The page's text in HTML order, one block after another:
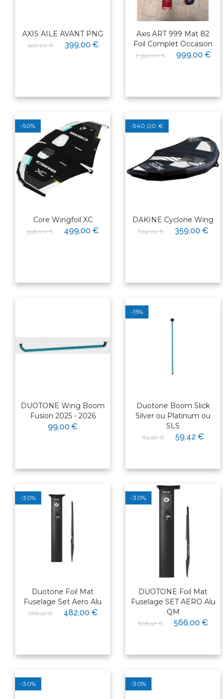
AXIS AILE AVANT PNG
950,00 € 399,00 €
Axis ART 999 Mat 82
Foil Complet Occasion
1 350,00 € 999,00 €
-50%
Core Wingfoil XC
998,00 € 499,00 €
-540,00 €
DAKINE Cyclone Wing
899,00 € 359,00 €
DUOTONE Wing Boom
Fusion 2025 - 2026
99,00 €
-15%
Duotone Boom Slick
Silver ou Platinum ou
SLS
69,90 € 59,42 €
-30%
Duotone Foil Mat
Fuselage Set Aero Alu
688,57 € 482,00 €
-30%
DUOTONE Foil Mat
Fuselage SET AERO Alu
QM
808,57 € 566,00 €
-30% -30%